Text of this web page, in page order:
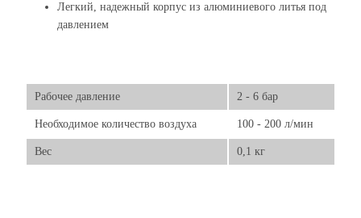
Легкий, надежный корпус из алюминиевого литья под
давлением
Рабочее давление 2 - 6 бар
Необходимое количество воздуха 100 - 200 л/мин
Вес 0,1 кг